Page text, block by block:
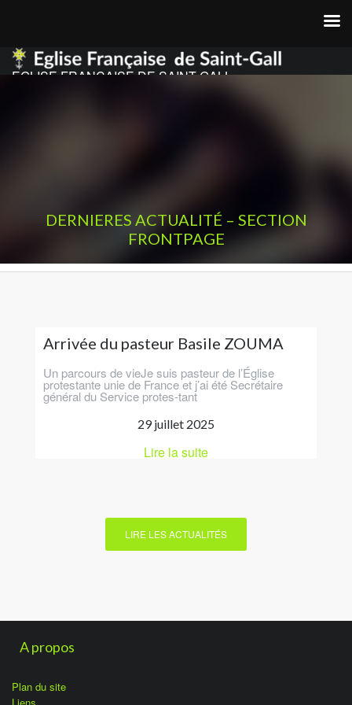
EGLISE FRANCAISE DE SAINT GALL
DERNIERES ACTUALITÉ – SECTION
FRONTPAGE
Arrivée du pasteur Basile ZOUMA
Un parcours de vieJe suis pasteur de l’Église
protestante unie de France et j’ai été Secrétaire
général du Service protes-tant
29 juillet 2025
Lire la suite
LIRE LES ACTUALITÉS
A propos
Plan du site